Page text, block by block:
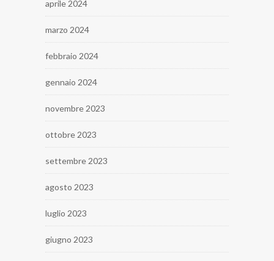
aprile 2024
marzo 2024
febbraio 2024
gennaio 2024
novembre 2023
ottobre 2023
settembre 2023
agosto 2023
luglio 2023
giugno 2023